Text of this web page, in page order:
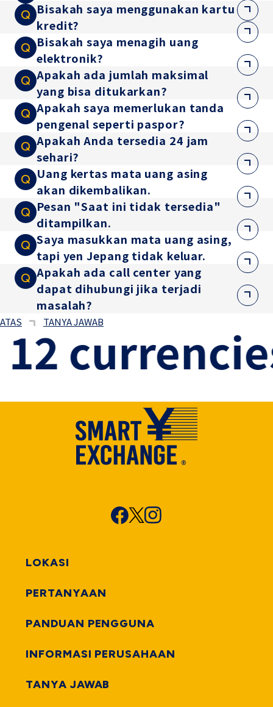
Bisakah saya menggunakan kartu
kredit?
Bisakah saya menagih uang
elektronik?
Apakah ada jumlah maksimal
yang bisa ditukarkan?
Apakah saya memerlukan tanda
pengenal seperti paspor?
Apakah Anda tersedia 24 jam
sehari?
Uang kertas mata uang asing
akan dikembalikan.
Pesan "Saat ini tidak tersedia"
ditampilkan.
Saya masukkan mata uang asing,
tapi yen Jepang tidak keluar.
Apakah ada call center yang
dapat dihubungi jika terjadi
masalah?
ATAS TANYA JAWAB
LOKASI
PERTANYAAN
PANDUAN PENGGUNA
INFORMASI PERUSAHAAN
TANYA JAWAB